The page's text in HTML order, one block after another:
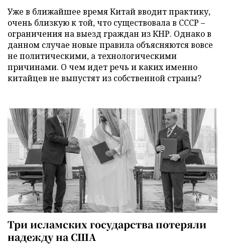
Уже в ближайшее время Китай вводит практику,
очень близкую к той, что существовала в СССР –
ограничения на выезд граждан из КНР. Однако в
данном случае новые правила объясняются вовсе
не политическими, а технологическими
причинами. О чем идет речь и каких именно
китайцев не выпустят из собственной страны?
Три исламских государства потеряли
надежду на США